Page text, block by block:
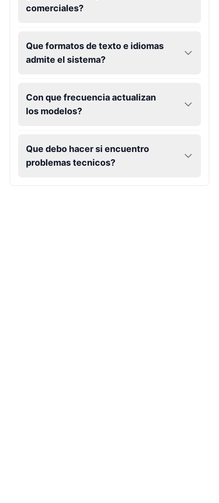
comerciales?
Que formatos de texto e idiomas
admite el sistema?
Con que frecuencia actualizan
los modelos?
Que debo hacer si encuentro
problemas tecnicos?